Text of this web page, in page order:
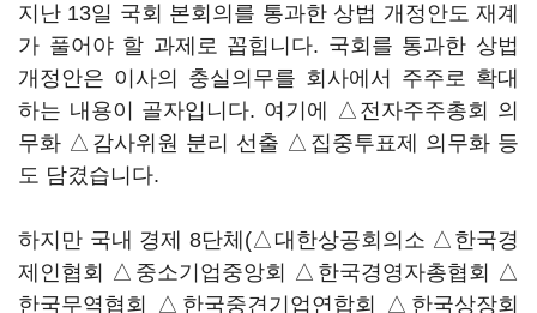
지난 13일 국회 본회의를 통과한 상법 개정안도 재계
가 풀어야 할 과제로 꼽힙니다. 국회를 통과한 상법
개정안은 이사의 충실의무를 회사에서 주주로 확대
하는 내용이 골자입니다. 여기에 △전자주주총회 의
무화 △감사위원 분리 선출 △집중투표제 의무화 등
도 담겼습니다.
하지만 국내 경제 8단체(△대한상공회의소 △한국경
제인협회 △중소기업중앙회 △한국경영자총협회 △
한국무역협회 △한국중견기업연합회 △한국상장회